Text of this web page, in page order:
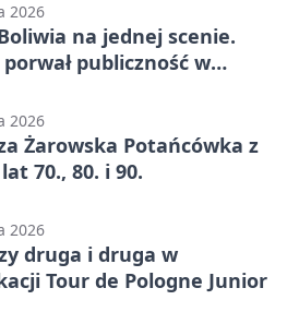
2026
na jednej scenie.
publiczność w
2026
Żarowska Potańcówka z
70., 80. i 90.
2026
druga i druga w
Tour de Pologne Junior